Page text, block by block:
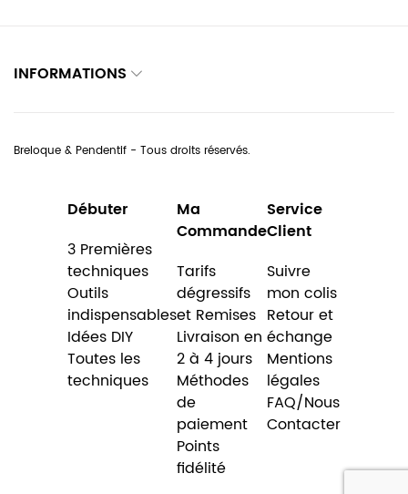
INFORMATIONS
Breloque & Pendentif - Tous droits réservés.
Débuter
3 Premières
techniques
Outils
indispensables
Idées DIY
Toutes les
techniques
Ma
Commande
Tarifs
dégressifs
et Remises
Livraison en
2 à 4 jours
Méthodes
de
paiement
Points
fidélité
Service
Client
Suivre
mon colis
Retour et
échange
Mentions
légales
FAQ/Nous
Contacter